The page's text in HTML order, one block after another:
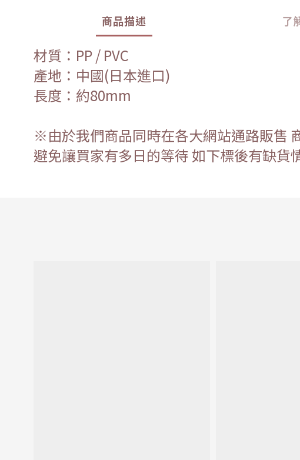
商品描述 了
材質：PP / PVC
產地：中國(日本進口)
長度：約80mm
※由於我們商品同時在各大網站通路販售
避免讓買家有多日的等待 如下標後有缺貨